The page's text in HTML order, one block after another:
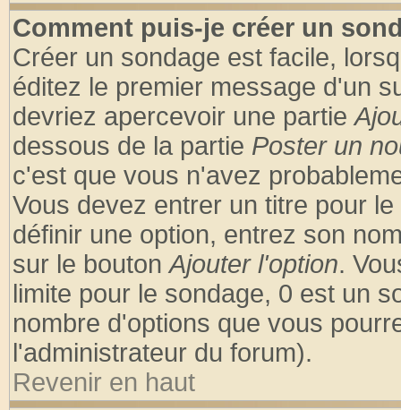
Comment puis-je créer un
Créer un sondage est facile,
éditez le premier message d'un
devriez apercevoir une partie
dessous de la partie Poster un
c'est que vous n'avez
Vous devez entrer un titre pour
définir une option, entrez son
sur le boutonAjouter l'option.
limite pour le sondage, 0 est un
nombre d'options que vous
l'administrateur du forum).
Revenir en haut